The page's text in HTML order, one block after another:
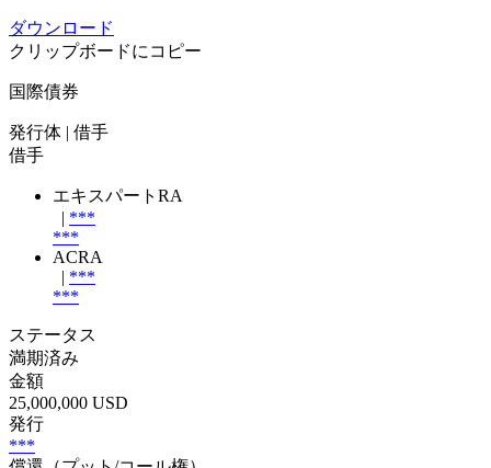
ダウンロード
クリップボードにコピー
国際債券
発行体 | 借手
借手
エキスパートRA
| ***
***
ACRA
| ***
***
ステータス
満期済み
金額
25,000,000 USD
発行
***